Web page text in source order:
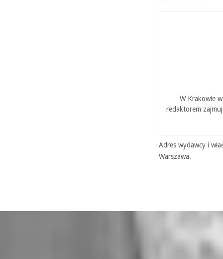
W Krakowie
redaktorem
Adres wydawcy i
Warszawa.